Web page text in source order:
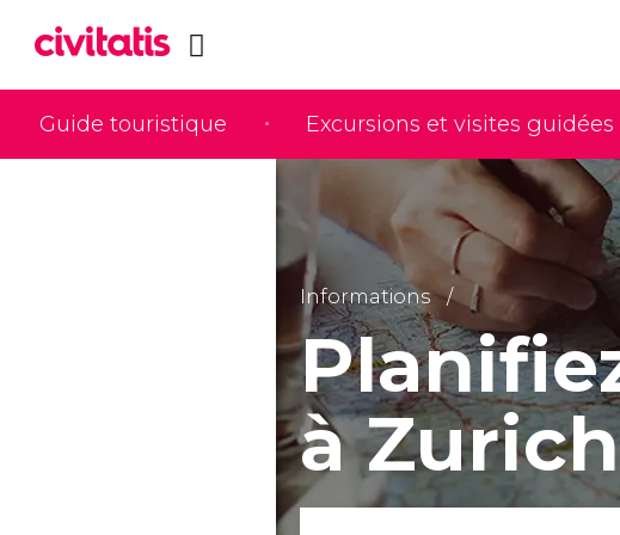
Guide touristique Excursions et visites guidées
Informations
à Zurich